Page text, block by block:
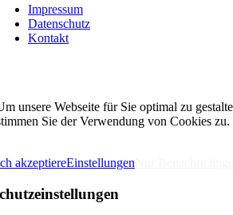
Impressum
Datenschutz
Kontakt
unsere Webseite für Sie optimal zu
Sie der Verwendung von Cookies zu.
akzeptiereEinstellungen